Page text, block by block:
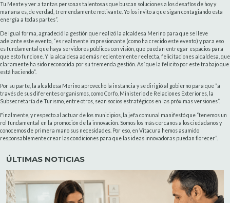
Tu Mente y ver a tantas personas talentosas que buscan soluciones a los desafíos de hoy y
mañana es, de verdad, tremendamente motivante. Yo los invito a que sigan contagiando esta
energía a todas partes”.
De igual forma, agradeció la gestión que realizó la alcaldesa Merino para que se lleve
adelante este evento, “es realmente impresionante (como ha crecido este evento) y para eso
es fundamental que haya servidores públicos con visión, que puedan entregar espacios para
que esto funcione. Y la alcaldesa además recientemente reelecta, felicitaciones alcaldesa, que
claramente ha sido reconocida por su tremenda gestión. Así que la felicito por este trabajo que
está haciendo”.
Por su parte, la alcaldesa Merino aprovechó la instancia y se dirigió al gobierno para que “a
través de sus diferentes organismos, como Corfo, Ministerio de Relaciones Exteriores, la
Subsecretaría de Turismo, entre otros, sean socios estratégicos en las próximas versiones”.
Finalmente, y respecto al actuar de los municipios, la jefa comunal manifestó que “tenemos un
rol fundamental en la promoción de la innovación. Somos los más cercanos a los ciudadanos y
conocemos de primera mano sus necesidades. Por eso, en Vitacura hemos asumido
responsablemente crear las condiciones para que las ideas innovadoras puedan florecer”.
ÚLTIMAS NOTICIAS